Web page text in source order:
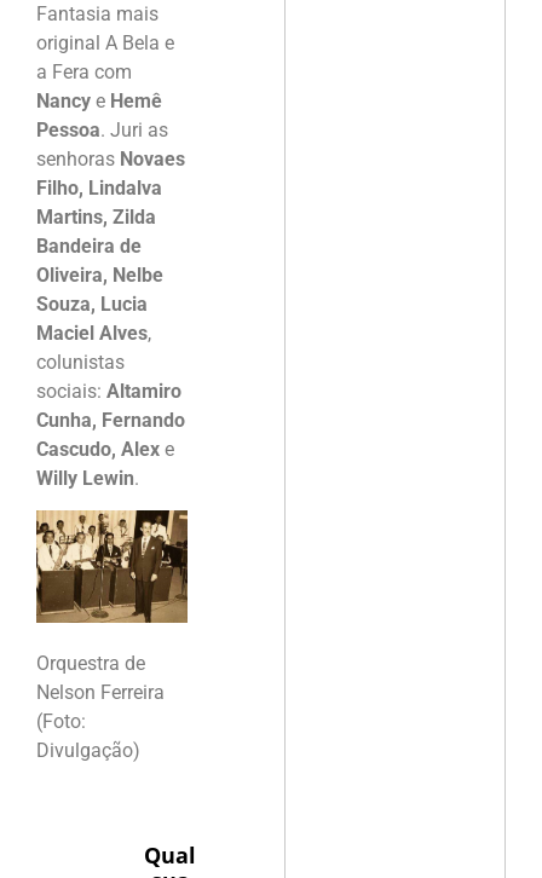
Fantasia mais
original A Bela e
a Fera com
Nancy e Hemê
Pessoa. Juri as
senhoras Novaes
Filho, Lindalva
Martins, Zilda
Bandeira de
Oliveira, Nelbe
Souza, Lucia
Maciel Alves,
colunistas
sociais: Altamiro
Cunha, Fernando
Cascudo, Alex e
Willy Lewin.
Orquestra de
Nelson Ferreira
(Foto:
Divulgação)
Qual